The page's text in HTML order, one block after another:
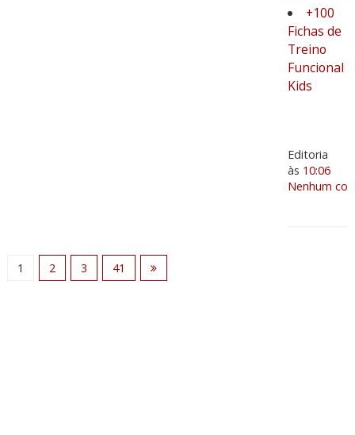
+100
Fichas de
Treino
Funcional
Kids
Editoria
às 10:06
Nenhum
1 2 3 41